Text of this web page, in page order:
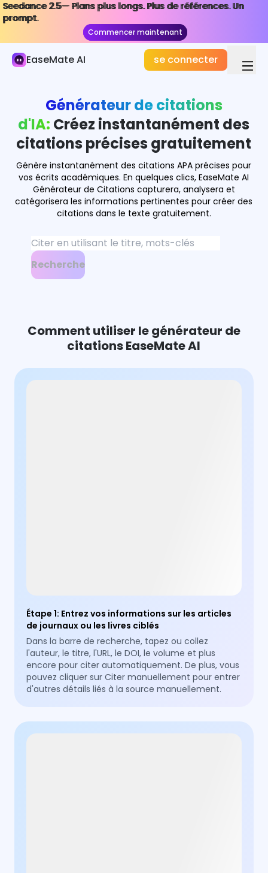
Seedance 2.5— Plans plus longs. Plus de références. Un
prompt.
Commencer maintenant
Seedance 2.5— Plans plus longs. Plus de références. Un
prompt.
Commencer maintenant
EaseMate AI se connecter
Étude & Recherche AI
Résolveur mathématique
Résolveur de physique
Créateur de cartes de flash
Générateur de quiz
Générateur de quiz de géographie
IA Preneur de notes
Créateur de diagrammes de flux d'IA
Calculateur de fonction
Générateur de citations AI
Générateur de citations
d'IA: Créez instantanément des
citations précises gratuitement
Génère instantanément des citations APA précises pour
vos écrits académiques. En quelques clics, EaseMate AI
Générateur de Citations capturera, analysera et
catégorisera les informations pertinentes pour créer des
citations dans le texte gratuitement.
Recherche
Comment utiliser le générateur de
citations EaseMate AI
Étape 1: Entrez vos informations sur les articles
de journaux ou les livres ciblés
Dans la barre de recherche, tapez ou collez
l'auteur, le titre, l'URL, le DOI, le volume et plus
encore pour citer automatiquement. De plus, vous
pouvez cliquer sur Citer manuellement pour entrer
d'autres détails liés à la source manuellement.